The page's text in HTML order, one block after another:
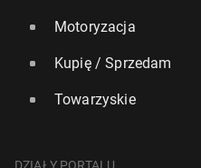
Motoryzacja
Kupię / Sprzedam
Towarzyskie
DZIAŁY PORTALU